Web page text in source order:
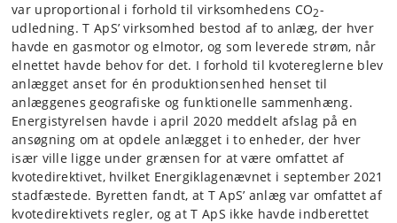
var uproportional i forhold til virksomhedens CO2-
udledning. T ApS’ virksomhed bestod af to anlæg, der hver
havde en gasmotor og elmotor, og som leverede strøm, når
elnettet havde behov for det. I forhold til kvotereglerne blev
anlægget anset for én produktionsenhed henset til
anlæggenes geografiske og funktionelle sammenhæng.
Energistyrelsen havde i april 2020 meddelt afslag på en
ansøgning om at opdele anlægget i to enheder, der hver
især ville ligge under grænsen for at være omfattet af
kvotedirektivet, hvilket Energiklagenævnet i september 2021
stadfæstede. Byretten fandt, at T ApS’ anlæg var omfattet af
kvotedirektivets regler, og at T ApS ikke havde indberettet